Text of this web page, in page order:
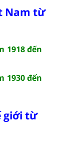
Nam từ
1918 đến
1930 đến
giới từ